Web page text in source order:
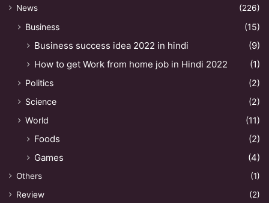
News (226)
Business (15)
Business success idea 2022 in hindi
(9)
How to get Work from home job in Hindi 2022
(1)
Politics
(2)
Science
(2)
World
(11)
Foods
(2)
Games
(4)
Others
(1)
Review
(2)